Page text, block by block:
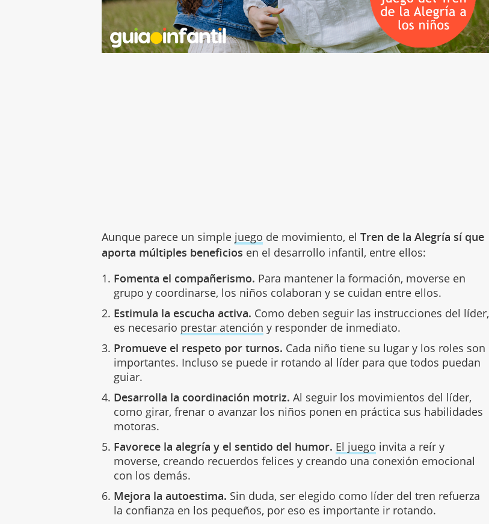
Aunque parece un simple juego de movimiento, elTren de la Alegría sí que
aporta múltiples beneficios en el desarrollo infantil, entre ellos:
Fomenta el compañerismo. Para mantener la formación, moverse en
grupo y coordinarse, los niños colaboran y se cuidan entre ellos.
Estimula la escucha activa. Como deben seguir las instrucciones del líder,
es necesario prestar atención y responder de inmediato.
Promueve el respeto por turnos. Cada niño tiene su lugar y los roles son
importantes. Incluso se puede ir rotando al líder para que todos puedan
guiar.
Desarrolla la coordinación motriz. Al seguir los movimientos del líder,
como girar, frenar o avanzar los niños ponen en práctica sus habilidades
motoras.
Favorece la alegría y el sentido del humor. El juego invita a reír y
moverse, creando recuerdos felices y creando una conexión emocional
con los demás.
Mejora la autoestima. Sin duda, ser elegido como líder del tren refuerza
la confianza en los pequeños, por eso es importante ir rotando.